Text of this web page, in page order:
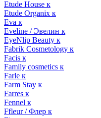
Etude House к
Etude Organix к
Eva к
Eveline / Эвелин к
EyeNlip Beauty к
Fabrik Cosmetology к
Facis к
Family cosmetics к
Farle к
Farm Stay к
Farres к
Fennel к
Ffleur / Флер к